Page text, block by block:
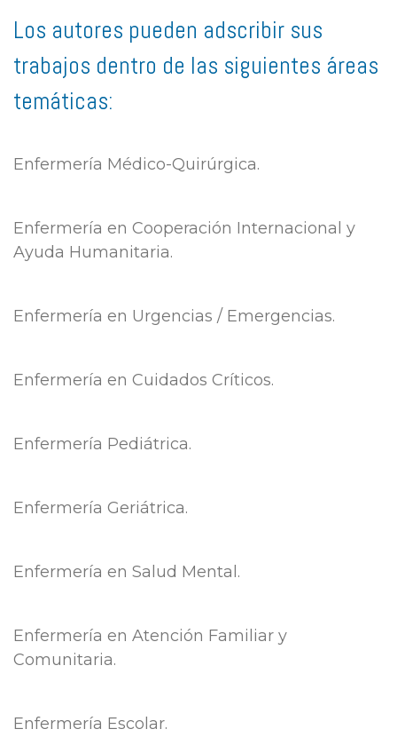
Los autores pueden adscribir sus
trabajos dentro de las siguientes áreas
temáticas:
Enfermería Médico-Quirúrgica.
Enfermería en Cooperación Internacional y
Ayuda Humanitaria.
Enfermería en Urgencias / Emergencias.
Enfermería en Cuidados Críticos.
Enfermería Pediátrica.
Enfermería Geriátrica.
Enfermería en Salud Mental.
Enfermería en Atención Familiar y
Comunitaria.
Enfermería Escolar.